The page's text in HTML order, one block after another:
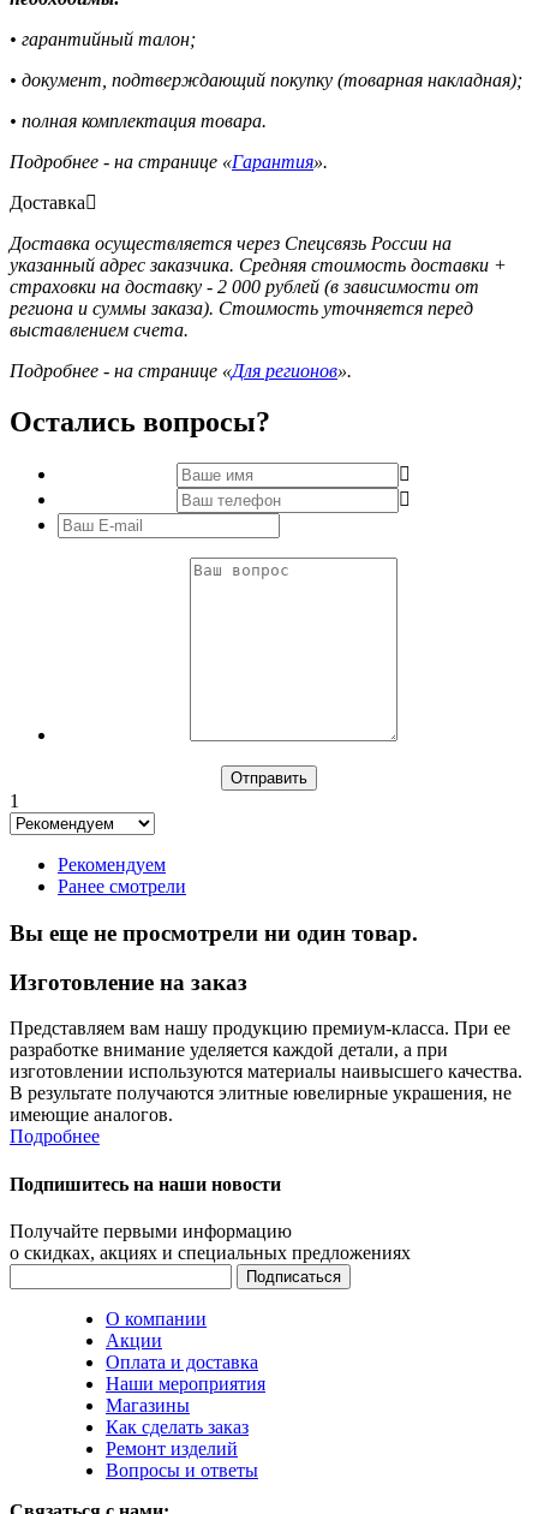
• гарантийный талон;
• документ, подтверждающий покупку (товарная накладная);
• полная комплектация товара.
Подробнее - на странице «Гарантия».
Доставка
Доставка осуществляется через Спецсвязь России на
указанный адрес заказчика. Средняя стоимость доставки +
страховки на доставку - 2 000 рублей (в зависимости от
региона и суммы заказа). Стоимость уточняется перед
выставлением счета.
Подробнее - на странице «Для регионов».
Остались вопросы?
1
Рекомендуем
Ранее смотрели
Вы еще не просмотрели ни один товар.
Изготовление на заказ
Представляем вам нашу продукцию премиум-класса. При ее
разработке внимание уделяется каждой детали, а при
изготовлении используются материалы наивысшего качества.
В результате получаются элитные ювелирные украшения, не
имеющие аналогов.
Подробнее
Подпишитесь на наши новости
Получайте первыми информацию
о скидках, акциях и специальных предложениях
О компании
Акции
Оплата и доставка
Наши мероприятия
Магазины
Как сделать заказ
Ремонт изделий
Вопросы и ответы